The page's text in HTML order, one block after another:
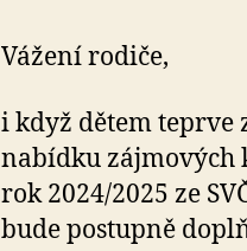
Vážení rodiče,
i když dětem teprve
nabídku zájmových
rok 2024/2025 ze
bude postupně